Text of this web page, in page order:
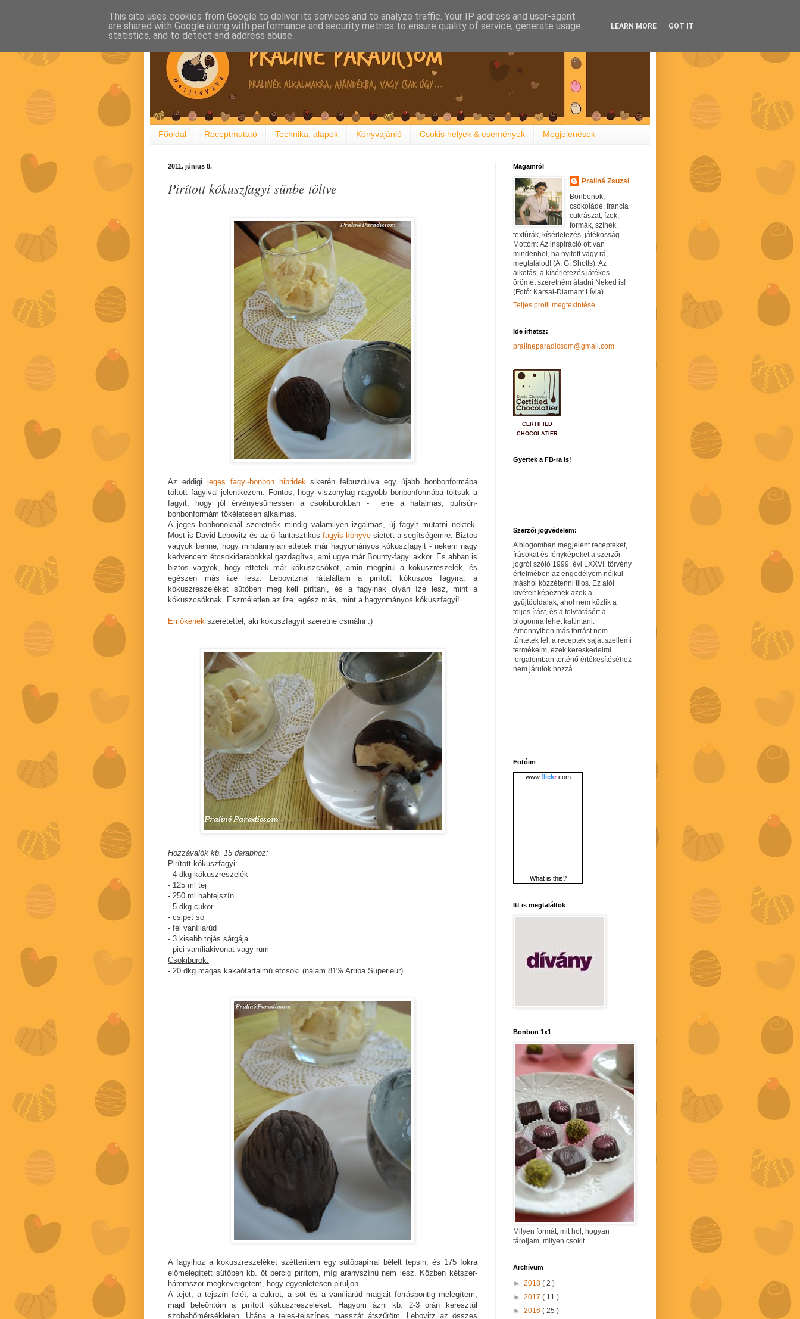
Főoldal Receptmutató Technika, alapok Könyvajánló Csokis helyek & események Megjelenések
2011. június 8.
Pirított kókuszfagyi sünbe töltve
Az eddigi jeges fagyi-bonbon hibrideksikerén felbuzdulva egy újabb bonbonformába
töltött fagyival jelentkezem. Fontos, hogy viszonylag nagyobb bonbonformába töltsük a
fagyit, hogy jól érvényesülhessen a csokiburokban - erre a hatalmas, pufisün-
bonbonformám tökéletesen alkalmas.
A jeges bonbonoknál szeretnék mindig valamilyen izgalmas, új fagyit mutatni nektek.
Most is David Lebovitz és az ő fantasztikus fagyis könyvesietett a segítségemre. Biztos
vagyok benne, hogy mindannyian ettetek már hagyományos kókuszfagyit - nekem nagy
kedvencem étcsokidarabokkal gazdagítva, ami ugye már Bounty-fagyi akkor. És abban is
biztos vagyok, hogy ettetek már kókuszcsókot, amin megpirul a kókuszreszelék, és
egészen más íze lesz. Lebovitznál rátaláltam a pirított kókuszos fagyira: a
kókuszreszeléket sütőben meg kell pirítani, és a fagyinak olyan íze lesz, mint a
kókuszcsóknak. Eszméletlen az íze, egész más, mint a hagyományos kókuszfagyi!
Emőkének szeretettel, aki kókuszfagyit szeretne csinálni :)
Hozzávalók kb. 15 darabhoz:
Pirított kókuszfagyi:
- 4 dkg kókuszreszelék
- 125 ml tej
- 250 ml habtejszín
- 5 dkg cukor
- csipet só
- fél vaníliarúd
- 3 kisebb tojás sárgája
- pici vaníliakivonat vagy rum
Csokiburok:
- 20 dkg magas kakaótartalmú étcsoki (nálam 81% Arriba Superieur)
A fagyihoz a kókuszreszeléket szétterítem egy sütőpapírral bélelt tepsin, és 175 fokra
előmelegített sütőben kb. öt percig pirítom, míg aranyszínű nem lesz. Közben kétszer-
háromszor megkevergetem, hogy egyenletesen piruljon.
A tejet, a tejszín felét, a cukrot, a sót és a vaníliarúd magjait forráspontig melegítem,
majd beleöntöm a pirított kókuszreszeléket. Hagyom ázni kb. 2-3 órán keresztül
szobahőmérsékleten. Utána a tejes-tejszínes masszát átszűröm. Lebovitz az összes
Magamról
Praliné Zsuzsi
Bonbonok,
csokoládé, francia
cukrászat, ízek,
formák, színek,
textúrák, kísérletezés, játékosság...
Mottóm: Az inspiráció ott van
mindenhol, ha nyitott vagy rá,
megtalálod! (A. G. Shotts). Az
alkotás, a kísérletezés játékos
örömét szeretném átadni Neked is!
(Fotó: Karsai-Diamant Lívia)
Teljes profil megtekintése
Ide írhatsz:
pralineparadicsom@gmail.com
CERTIFIED
CHOCOLATIER
Gyertek a FB-ra is!
Szerzői jogvédelem:
A blogomban megjelent recepteket,
írásokat és fényképeket a szerzői
jogról szóló 1999. évi LXXVI. törvény
értelmében az engedélyem nélkül
máshol közzétenni tilos. Ez alól
kivételt képeznek azok a
gyűjtőoldalak, ahol nem közlik a
teljes írást, és a folytatásért a
blogomra lehet kattintani.
Amennyiben más forrást nem
tüntetek fel, a receptek saját szellemi
termékeim, ezek kereskedelmi
forgalomban történő értékesítéséhez
nem járulok hozzá.
Fotóim
www.flickr.com
What is this?
Itt is megtaláltok
Bonbon 1x1
Milyen formát, mit hol, hogyan
tároljam, milyen csokit...
Archívum
► 2018 ( 2 )
► 2017 ( 11 )
► 2016 ( 25 )
This site uses cookies from Google to deliver its services and to analyze traffic. Your IP address and user-agent
are shared with Google along with performance and security metrics to ensure quality of service, generate usage
statistics, and to detect and address abuse.
LEARN MORE GOT IT